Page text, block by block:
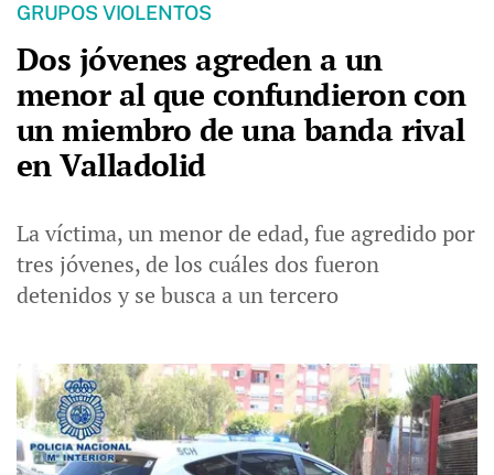
GRUPOS VIOLENTOS
Dos jóvenes agreden a un
menor al que confundieron con
un miembro de una banda rival
en Valladolid
La víctima, un menor de edad, fue agredido por
tres jóvenes, de los cuáles dos fueron
detenidos y se busca a un tercero